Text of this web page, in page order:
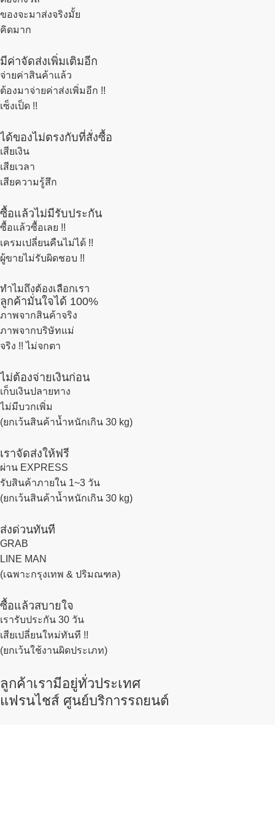
ของจะมาส่งจริงมั้ย
คิดมาก
มีค่าจัดส่งเพิ่มเติมอีก
จ่ายค่าสินค้าแล้ว
ต้องมาจ่ายค่าส่งเพิ่มอีก !!
เซ็งเป็ด !!
ได้ของไม่ตรงกับที่สั่งซื้อ
เสียเงิน
เสียเวลา
เสียความรู้สึก
ซื้อแล้วไม่มีรับประกัน
ซื้อแล้วซื้อเลย !!
เครมเปลี่ยนคืนไม่ได้ !!
ผู้ขายไม่รับผิดชอบ !!
ทำไมถึงต้องเลือกเรา
ลูกค้ามั่นใจได้ 100%
ภาพจากสินค้าจริง
ภาพจากบริษัทแม่
จริง !! ไม่จกตา
ไม่ต้องจ่ายเงินก่อน
เก็บเงินปลายทาง
ไม่มีบวกเพิ่ม
(ยกเว้นสินค้าน้ำหนักเกิน 30 kg)
เราจัดส่งให้ฟรี
ผ่าน EXPRESS
รับสินค้าภายใน 1~3 วัน
(ยกเว้นสินค้าน้ำหนักเกิน 30 kg)
ส่งด่วนทันที
GRAB
LINE MAN
(เฉพาะกรุงเทพ & ปริมณฑล)
ซื้อแล้วสบายใจ
เรารับประกัน 30 วัน
เสียเปลี่ยนใหม่ทันที !!
(ยกเว้นใช้งานผิดประเภท)
ลูกค้าเรามีอยู่ทั่วประเทศ
แฟรนไชส์ ศูนย์บริการรถยนต์